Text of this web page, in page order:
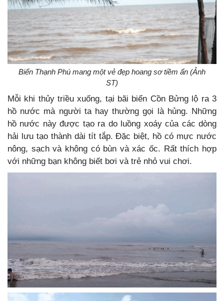
Biển Thạnh Phú mang một vẻ đẹp hoang sơ tiềm ẩn (Ảnh
ST)
Mỗi khi thủy triều xuống, tại bãi biển Cồn Bửng lộ ra 3
hồ nước mà người ta hay thường gọi là hủng. Những
hồ nước này được tạo ra do luồng xoáy của các dòng
hải lưu tạo thành dài tít tắp. Đặc biệt, hồ có mực nước
nông, sạch và không có bùn và xác ốc. Rất thích hợp
với những bạn không biết bơi và trẻ nhỏ vui chơi.